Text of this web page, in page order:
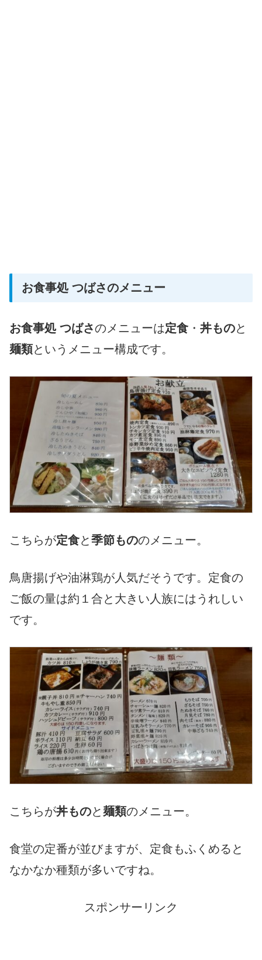
お食事処 つばさのメニュー
お食事処 つばさのメニューは定食 ・ 丼ものと
麺類というメニュー構成です。
こちらが定食と季節もののメニュー。
鳥唐揚げや油淋鶏が人気だそうです。定食の
ご飯の量は約１合と大きい人族にはうれしい
です。
こちらが丼ものと麺類のメニュー。
食堂の定番が並びますが、定食もふくめると
なかなか種類が多いですね。
スポンサーリンク